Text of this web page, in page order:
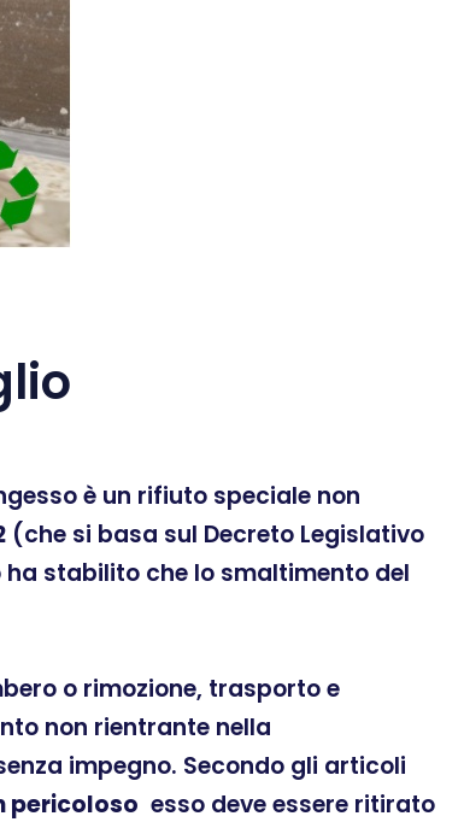
è un rifiuto speciale non
(che si basa sul Decreto Legislativo
ha stabilito che lo smaltimento del
o rimozione, trasporto e
non rientrante nella
impegno. Secondo gli articoli
pericoloso esso deve essere ritirato